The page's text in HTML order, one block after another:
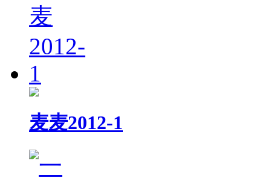
麦麦2012-1